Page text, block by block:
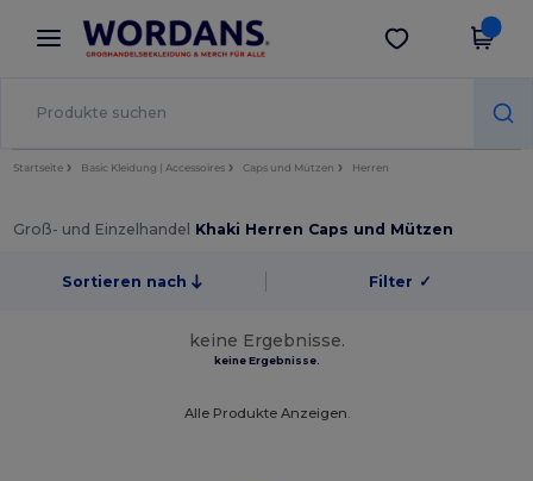
× Wordans App
Bessere Preise in der App!
App holen
Startseite Basic Kleidung | Accessoires Caps und Mützen Herren
Groß- und Einzelhandel Khaki Herren Caps und Mützen
Sortieren nach Filter ✓
keine Ergebnisse.
keine Ergebnisse.
Alle Produkte Anzeigen.